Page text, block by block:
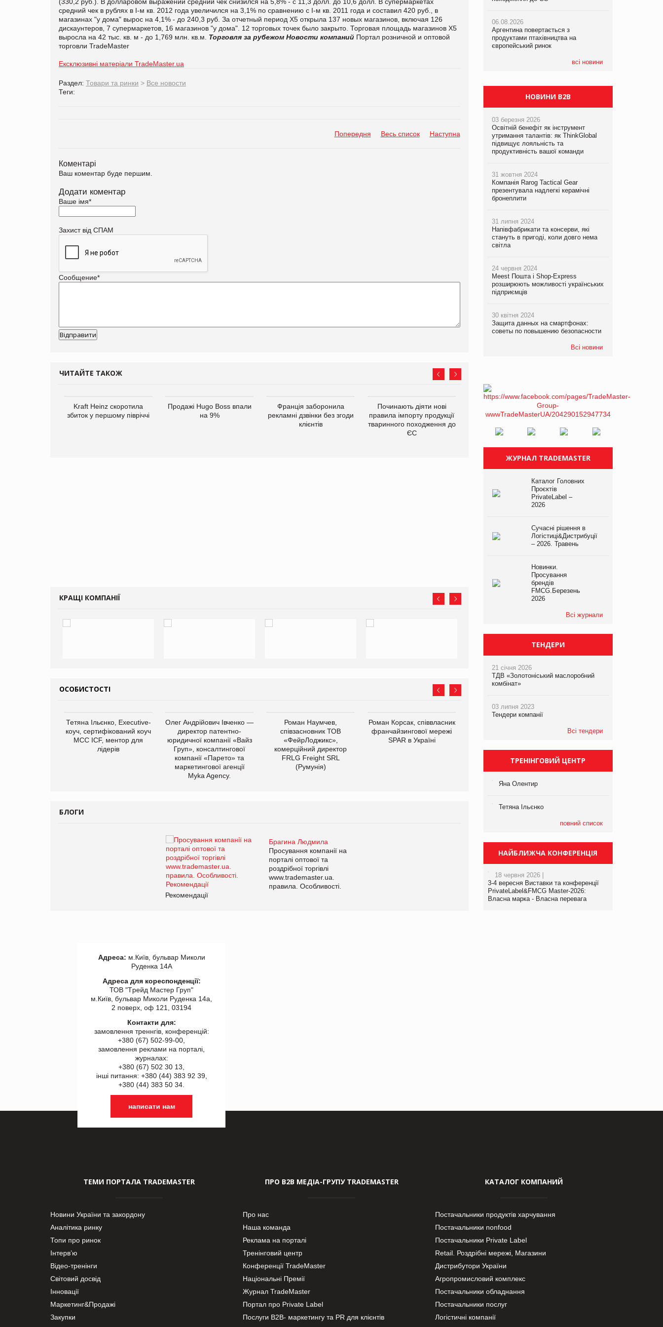
средний чек в рублях в І-м кв 2012 года увеличился на 3,1% по сравнению с І-м кв 2011 года и составил 420 руб., в
магазинах "у дома" вырос на 4,1% - до 240,3 руб. За отчетный период Х5 открыла 137 новых магазинов, включая 126
дискаунтеров, 7 супермаркетов, 16 магазинов "у дома". 12 торговых точек было закрыто. Торговая площадь магазинов Х5
выросла на 42 тыс. кв. м - до 1,769 млн. кв.м.
Торговля за рубежом Новости компаний Портал розничной и оптовой
торговли TradeMaster
Ексклюзивні матеріали TradeMaster.ua
Раздел: Товари та ринки > Все новости
Теги:
Попередня Весь список Наступна
Коментарі
Ваш коментар буде першим.
Додати коментар
Ваше імя*
Захист від СПАМ
Сообщение*
ЧИТАЙТЕ ТАКОЖ
Kraft Heinz скоротила
збиток у першому півріччі
Продажі Hugo Boss впали
на 9%
Франція заборонила
рекламні дзвінки без згоди
клієнтів
Починають діяти нові
правила імпорту продукції
тваринного походження до
ЄС
Аргентина повертається з
продуктами птахівництва
світових цін на
КРАЩІ КОМПАНІЇ
ОСОБИСТОСТІ
Тетяна Ільєнко, Executive-
коуч, сертифікований коуч
МСС ICF, ментор для
лідерів
Олег Андрійович Івченко —
директор патентно-
юридичної компанії «Вайз
Груп», консалтингової
компанії «Парето» та
маркетингової агенції
Myka Agency.
Роман Наумчев,
співзасновник ТОВ
«ФейрЛоджикс»,
комерційний директор
FRLG Freight SRL
(Румунія)
Роман Корсак, співвласник
франчайзингової мережі
SPAR в Україні
виробництва
компанії «УкраМарин»
БЛОГИ
Брагина Людмила
Просування компанії на
порталі оптової та
роздрібної торгівлі
www.trademaster.ua.
правила. Особливості.
Рекомендації
Брагина Людмила
Просування компанії на
www.trademaster.ua.
правила. Особливості.
06.08.2026
Аргентина повертається з
продуктами птахівництва на
європейський ринок
всі новини
06.08.2026
Аргентина повертається з
продуктами птахівництва на
європейський ринок
06.08.2026
Аргентина повертається з
продуктами птахівництва на
європейський ринок
НОВИНИ B2B
03 березня 2026
Освітній бенефіт як інструмент
утримання талантів: як ThinkGlobal
підвищує лояльність та
продуктивність вашої команди
31 жовтня 2024
Компанія Rarog Tactical Gear
презентувала надлегкі керамічні
бронеплити
31 липня 2024
Напівфабрикати та консерви, які
стануть в пригоді, коли довго нема
світла
24 червня 2024
Meest Пошта і Shop-Express
розширюють можливості українських
підприємців
30 квітня 2024
Защита данных на смартфонах:
советы по повышению безопасности
Всі новини
ЖУРНАЛ TRADEMASTER
Каталог Головних
Проєктів
PrivateLabel –
2026
Сучасні рішення в
Логістиці&Дистрибуції
– 2026. Травень
Новинки.
Просування
брендів
FMCG.Березень
2026
Всі журнали
ТЕНДЕРИ
21 січня 2026
ТДВ «Золотоніський маслоробний
комбінат»
03 липня 2023
Тендери компанії
Всі тендери
ТРЕНІНГОВИЙ ЦЕНТР
Яна Олентир
Тетяна Ільєнко
повний список
НАЙБЛИЖЧА КОНФЕРЕНЦІЯ
18 червня 2026 |
3-4 вересня Виставки та конференції
PrivateLabel&FMCG Master-2026:
Власна марка - Власна перевага
Адреса: м.Київ, бульвар Миколи
Руденка 14А
Адреса для кореспонденції:
ТОВ "Tрейд Мастер Груп"
м.Київ, бульвар Миколи Руденка 14а,
2 поверх, оф 121, 03194
Контакти для:
замовлення треннгів, конференцій:
+380 (67) 502-99-00,
замовлення реклами на порталі,
журналах:
+380 (67) 502 30 13,
інші питання: +380 (44) 383 92 39,
+380 (44) 383 50 34.
написати нам
ТЕМИ ПОРТАЛА TRADEMASTER
Новини України та закордону
Аналітика ринку
Топи про ринок
Інтерв’ю
Відео-тренінги
Світовий досвід
Інновації
Маркетинг&Продажі
Закупки
ПРО В2В МЕДІА-ГРУПУ TRADEMASTER
Про нас
Наша команда
Реклама на порталі
Тренінговий центр
Конференції TradeMaster
Національні Премії
Журнал TradeMaster
Портал про Private Label
Послуги В2В- маркетингу та PR для клієнтів
КАТАЛОГ КОМПАНИЙ
Постачальники продуктів харчування
Постачальники nonfood
Постачальники Private Label
Retail. Роздрібні мережі, Магазини
Дистрибутори України
Агропромисловий комплекс
Постачальники обладнання
Постачальники послуг
Логістичні компанії